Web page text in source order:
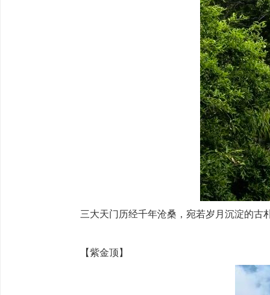
三大天门历经千年沧桑，宛若岁月沉淀的古
【‌紫金顶】